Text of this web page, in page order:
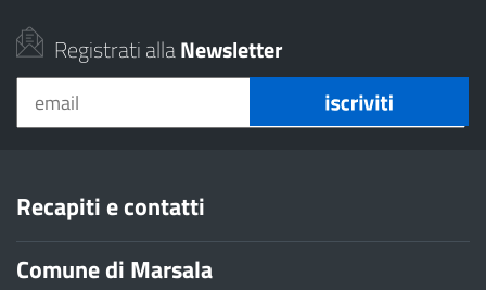
Registrati allaNewsletter
Recapiti e contatti
Comune di Marsala